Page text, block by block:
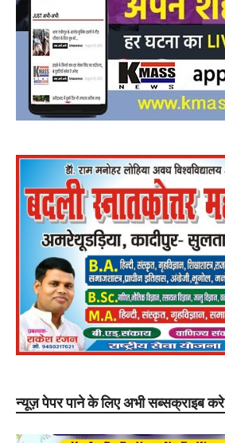
न्यूज़ पेपर पाने के लिए अभी सब्सक्राइब करे